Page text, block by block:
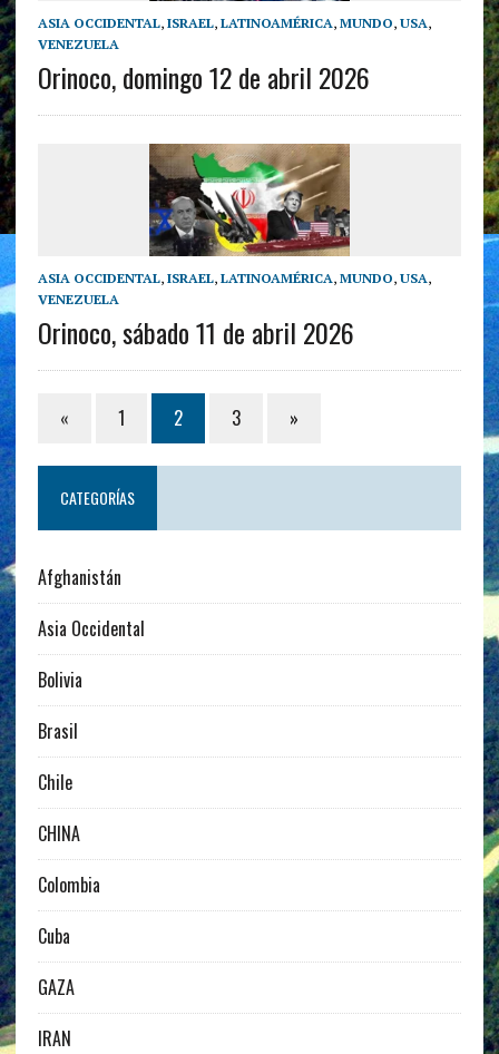
ASIA OCCIDENTAL, ISRAEL, LATINOAMÉRICA, MUNDO, USA,
VENEZUELA
Orinoco, domingo 12 de abril 2026
ASIA OCCIDENTAL, ISRAEL, LATINOAMÉRICA, MUNDO, USA,
VENEZUELA
Orinoco, sábado 11 de abril 2026
« 1 2 3 »
CATEGORÍAS
Afghanistán
Asia Occidental
Bolivia
Brasil
Chile
CHINA
Colombia
Cuba
GAZA
IRAN